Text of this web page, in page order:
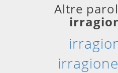
Altre